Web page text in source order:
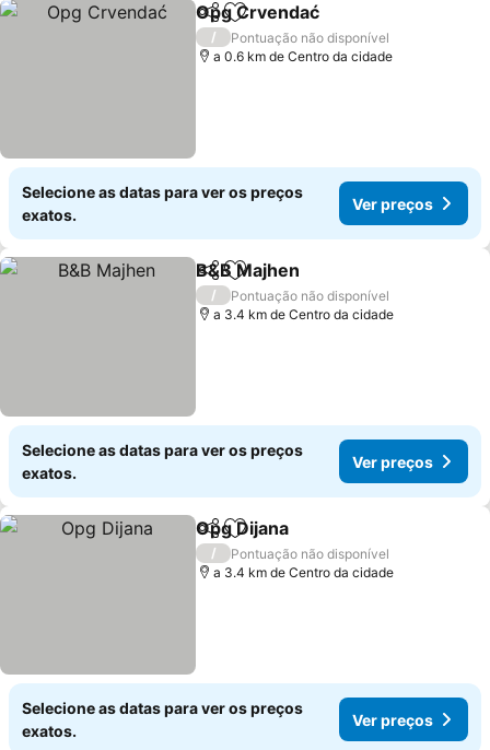
PartilharAdicionar aos favoritos
Opg Crvendać
/
Pontuação não disponível
a 0.6 km de Centro da cidade
Selecione as datas para ver os preços
exatos.
Ver preços
PartilharAdicionar aos favoritos
B&B Majhen
/
Pontuação não disponível
a 3.4 km de Centro da cidade
Selecione as datas para ver os preços
exatos.
Ver preços
PartilharAdicionar aos favoritos
Opg Dijana
/
Pontuação não disponível
a 3.4 km de Centro da cidade
Selecione as datas para ver os preços
exatos.
Ver preços